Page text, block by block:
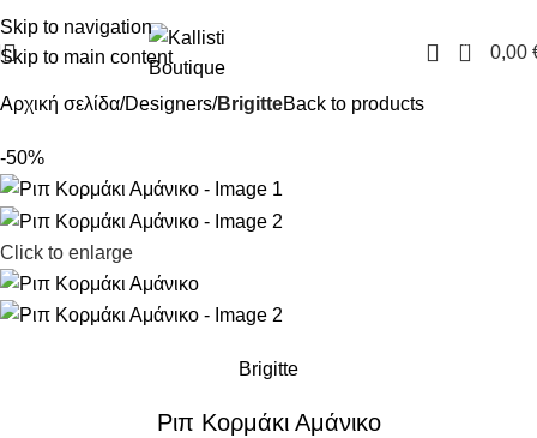
Skip to navigation
Skip to main content
0 0,00
Αρχική σελίδα Designers BrigitteBack to products
-50%
Click to enlarge
Brigitte
Ριπ Κορμάκι Αμάνικο